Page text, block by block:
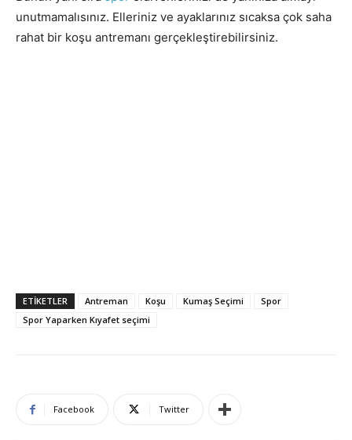
unutmamalısınız. Elleriniz ve ayaklarınız sıcaksa çok saha
rahat bir koşu antremanı gerçekleştirebilirsiniz.
ETIKETLER Antreman Koşu Kumaş Seçimi
Spor
Spor Yaparken Kıyafet seçimi
Facebook Twitter